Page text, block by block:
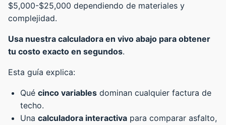
$5,000-$25,000 dependiendo de materiales y
complejidad.
Usa nuestra calculadora en vivo abajo para obtener
tu costo exacto en segundos.
Esta guía explica:
Qué cinco variables dominan cualquier factura de
techo.
Una calculadora interactiva para comparar asfalto,